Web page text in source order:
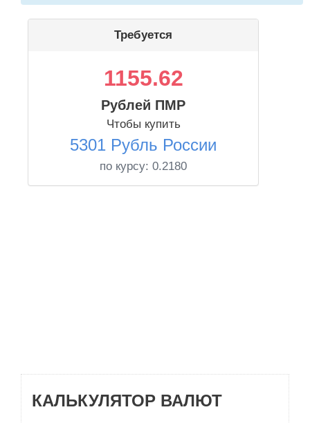
Требуется
1155.62
Рублей ПМР
Чтобы купить
5301 Рубль России
по курсу: 0.2180
КАЛЬКУЛЯТОР ВАЛЮТ